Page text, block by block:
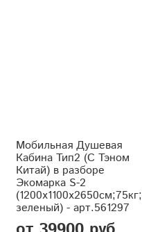
Мобильная Душевая
Кабина Тип2 (С Тэном
Китай) в разборе
Экомарка S-2
(1200x1100x2650см;75кг;
зеленый) - арт.561297